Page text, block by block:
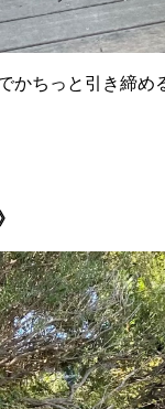
ちっと引き締め